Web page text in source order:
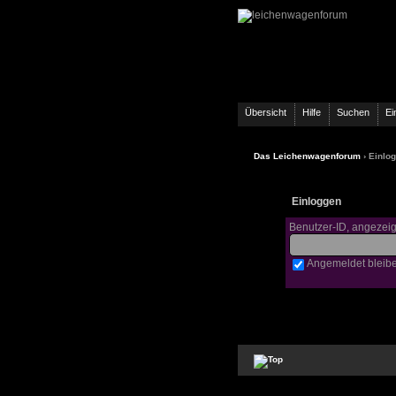
Übersicht Hilfe Suchen
Das Leichenwagenforum›
Einloggen
Benutzer-ID,
Angemeldet